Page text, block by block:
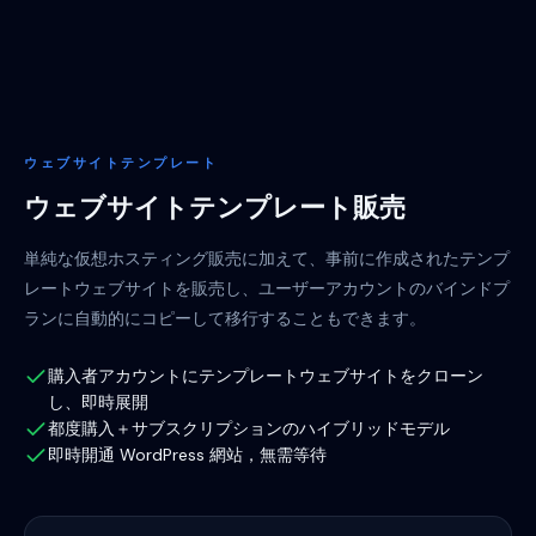
ウェブサイトテンプレート
ウェブサイトテンプレート販売
単純な仮想ホスティング販売に加えて、事前に作成されたテンプ
レートウェブサイトを販売し、ユーザーアカウントのバインドプ
ランに自動的にコピーして移行することもできます。
購入者アカウントにテンプレートウェブサイトをクローン
し、即時展開
都度購入＋サブスクリプションのハイブリッドモデル
即時開通 WordPress 網站，無需等待